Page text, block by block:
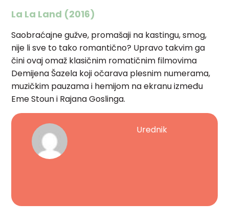
La La Land (2016)
Saobraćajne gužve, promašaji na kastingu, smog,
nije li sve to tako romantično? Upravo takvim ga
čini ovaj omaž klasičnim romatičnim filmovima
Demijena Šazela koji očarava plesnim numerama,
muzičkim pauzama i hemijom na ekranu između
Eme Stoun i Rajana Goslinga.
Urednik